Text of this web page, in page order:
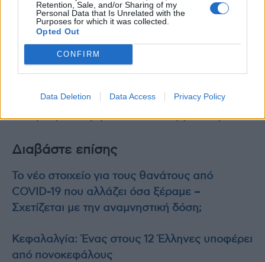
Retention, Sale, and/or Sharing of my
Personal Data that Is Unrelated with the
Purposes for which it was collected.
Opted Out
CONFIRM
Data Deletion Data Access Privacy Policy
φαγητό.
Ο ίδιος ο καρκίνος και ορισμένες χημικές
ουσίες που απελευθερώνονται μπορούν
μπορεί να προκαλέσουν έλλειψη ενέργειας.
Έτσι μπορεί να μην έχετε το κίνητρο να φάτε.
Διαβάστε επίσης
Το νέο στοιχείο για τους θανάτους από
COVID-19 που αλλάζει όσα ξέραμε –
Σχετίζεται με την αναμνηστική δόση;
Κεφαλαλγία: Ένας στους 12 Έλληνες υποφέρει
από πονοκεφάλους